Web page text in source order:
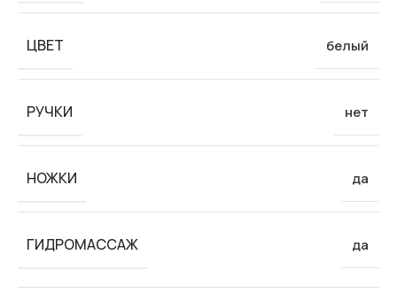
ЦВЕТ белый
РУЧКИ нет
НОЖКИ да
ГИДРОМАССАЖ да